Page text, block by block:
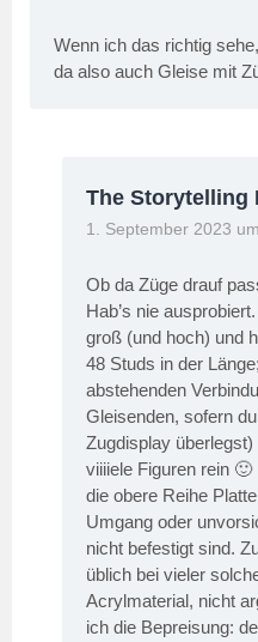
Wenn ich das richtig
da also auch Gleise mit
The Storytelling
1. September 2023
Ob da Züge drauf
Hab’s nie
groß (und hoch) und
48 Studs in der
abstehenden
Gleisenden, sofern
Zugdisplay
viiiiele Figuren rein
die obere Reihe
Umgang oder
nicht befestigt sind.
üblich bei vieler
Acrylmaterial, nicht
ich die Bepreisung: